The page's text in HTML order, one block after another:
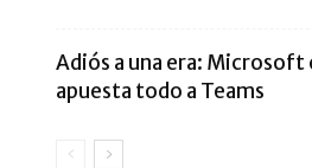
Adiós a una era: Microsoft
apuesta todo a Teams